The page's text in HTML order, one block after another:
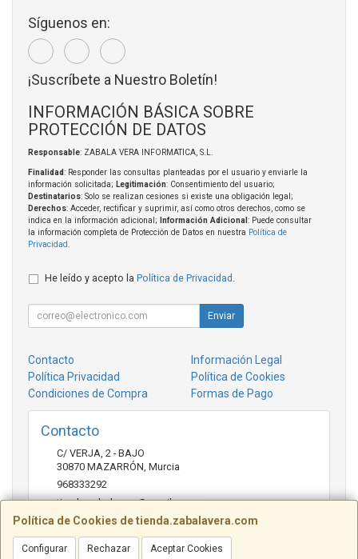
Política de Cookies de tienda.zabalavera.com
Configurar Rechazar Aceptar Cookies
Síguenos en:
¡Suscríbete a Nuestro Boletín!
INFORMACIÓN BÁSICA SOBRE
PROTECCIÓN DE DATOS
Responsable: ZABALA VERA INFORMATICA, S.L.
Finalidad: Responder las consultas planteadas por el usuario y enviarle la
información solicitada; Legitimación: Consentimiento del usuario;
Destinatarios: Solo se realizan cesiones si existe una obligación legal;
Derechos: Acceder, rectificar y suprimir, así como otros derechos, como se
indica en la información adicional;
Información Adicional : Puede consultar
la información completa de Protección de Datos en nuestra Política de
Privacidad.
He leído y acepto la Política de Privacidad .
Enviar
Contacto
Información Legal
Política Privacidad
Política de Cookies
Condiciones de Compra
Formas de Pago
Contacto
C/ VERJA, 2 - BAJO
30870 MAZARRÓN, Murcia
968333292
tienda.zabalavera@gmail.com